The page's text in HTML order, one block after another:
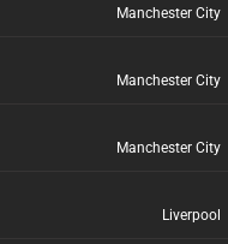
Manchester City
Manchester City
Manchester City
Liverpool